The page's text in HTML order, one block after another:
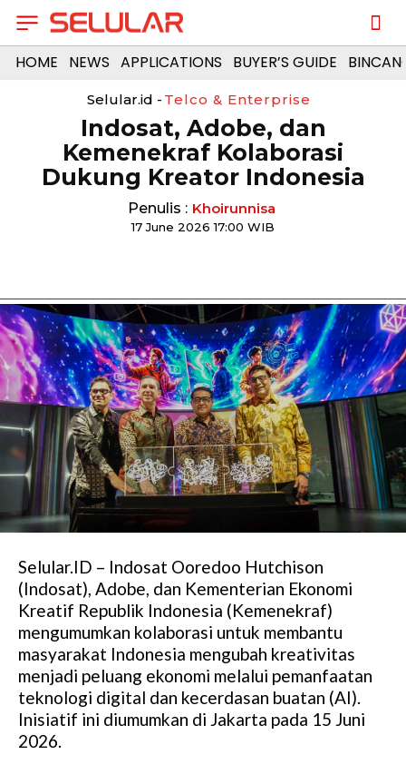
HOME NEWS APPLICATIONS BUYER’S GUIDE
Selular.id - Telco & Enterprise
Indosat, Adobe, dan
Kemenekraf Kolaborasi
Dukung Kreator Indonesia
Penulis : Khoirunnisa
17 June 2026 17:00 WIB
Selular.ID – Indosat Ooredoo Hutchison
(Indosat), Adobe, dan Kementerian Ekonomi
Kreatif Republik Indonesia (Kemenekraf)
mengumumkan kolaborasi untuk membantu
masyarakat Indonesia mengubah kreativitas
menjadi peluang ekonomi melalui pemanfaatan
teknologi digital dan kecerdasan buatan (AI).
Inisiatif ini diumumkan di Jakarta pada 15 Juni
2026.